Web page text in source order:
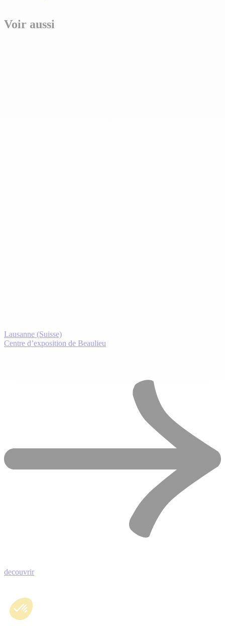
Voir aussi
Lausanne (Suisse)
Centre d’exposition de Beaulieu
decouvrir